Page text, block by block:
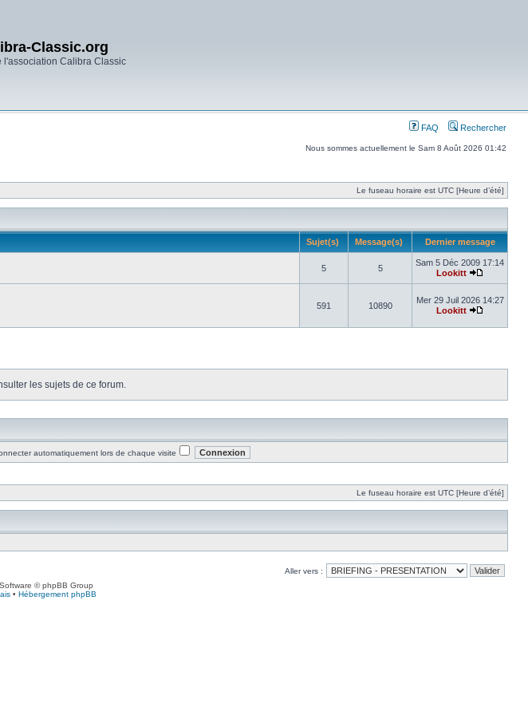
Classic.org
l'association Calibra Classic
FAQ Rechercher
Nous sommes actuellement le Sam 8 Août 2026 01:42
Le fuseau horaire est UTC [Heure d’été]
Sujet(s) Message(s) Dernier message
5 5
Sam 5 Déc 2009 17:14
Lookitt
591 10890
Mer 29 Juil 2026 14:27
Lookitt
les sujets de ce forum.
automatiquement lors de chaque visite
Le fuseau horaire est UTC [Heure d’été]
Aller vers :
© phpBB Group
• Hébergement phpBB